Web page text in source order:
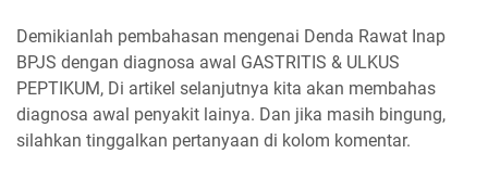
Demikianlah pembahasan mengenai Denda Rawat Inap
BPJS dengan diagnosa awal GASTRITIS & ULKUS
PEPTIKUM, Di artikel selanjutnya kita akan membahas
diagnosa awal penyakit lainya. Dan jika masih bingung,
silahkan tinggalkan pertanyaan di kolom komentar.